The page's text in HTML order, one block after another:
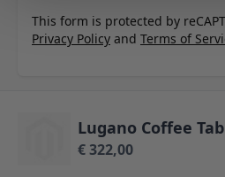
This form is protected by
Privacy Policy and Terms of
€ 322,00